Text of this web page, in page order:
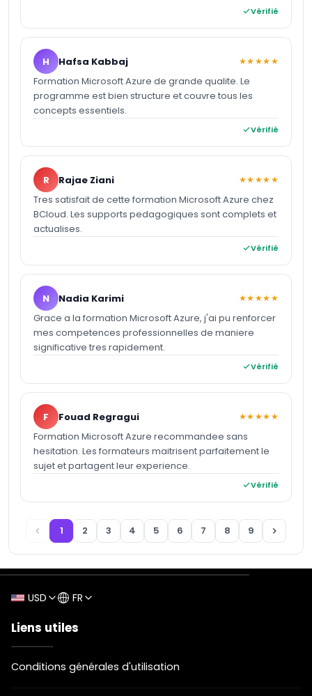
Vérifié
H Hafsa Kabbaj ★★★★★
Formation Microsoft Azure de grande qualite. Le
programme est bien structure et couvre tous les
concepts essentiels.
Vérifié
R Rajae Ziani ★★★★★
Tres satisfait de cette formation Microsoft Azure chez
BCloud. Les supports pedagogiques sont complets et
actualises.
Vérifié
N Nadia Karimi ★★★★★
Grace a la formation Microsoft Azure, j'ai pu renforcer
mes competences professionnelles de maniere
significative tres rapidement.
Vérifié
F Fouad Regragui ★★★★★
Formation Microsoft Azure recommandee sans
hesitation. Les formateurs maitrisent parfaitement le
sujet et partagent leur experience.
Vérifié
1 2 3 4 5 6 7 8 9
USD FR
Liens utiles
Conditions générales d'utilisation